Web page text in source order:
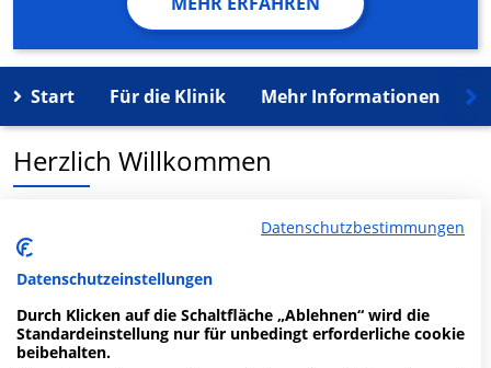
Start Für die Klinik Mehr Informationen
Herzlich Willkommen
MVZ Jochheim Medizin Kardiologie und
Gastroenterologie in der Augustastr. 17-19 ist ein
medizinisches Versorgungszentrum in Hattingen.
Mehr Informationen
Datenschutzbestimmungen
Datenschutzeinstellungen
Durch Klicken auf die Schaltfläche „Ablehnen“ wird die
Standardeinstellung nur für unbedingt erforderliche cookie
beibehalten.